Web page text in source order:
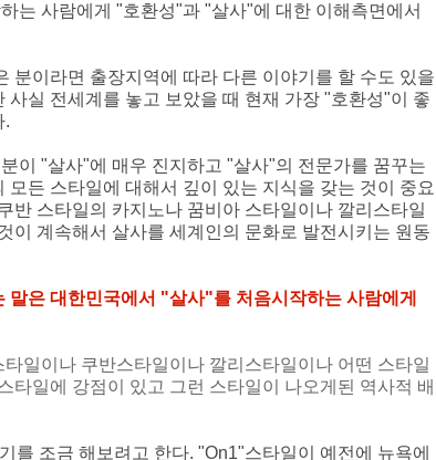
는 사람에게 "호환성"과 "살사"에 대한 이해측면에서
분이라면 출장지역에 따라 다른 이야기를 할 수도 있을
사실 전세계를 놓고 보았을 때 현재 가장 "호환성"이 좋
.
이 "살사"에 매우 진지하고 "살사"의 전문가를 꿈꾸는
든 스타일에 대해서 깊이 있는 지식을 갖는 것이 중요
반 스타일의 카지노나 꿈비아 스타일이나 깔리스타일
이 계속해서 살사를 세계인의 문화로 발전시키는 원동
은 대한민국에서 "살사"를 처음시작하는 사람에게
일이나 쿠반스타일이나 깔리스타일이나 어떤 스타일
타일에 강점이 있고 그런 스타일이 나오게된 역사적 배
를 조금 해보려고 한다. "On1"스타일이 예전에 뉴욕에